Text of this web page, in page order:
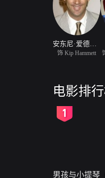
饰 Kip Hammett
电影排
男孩与小提琴